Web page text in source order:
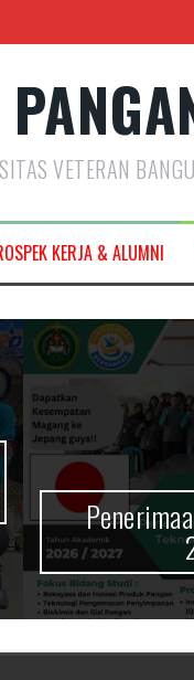
VETERAN
KERJA & ALUMNI